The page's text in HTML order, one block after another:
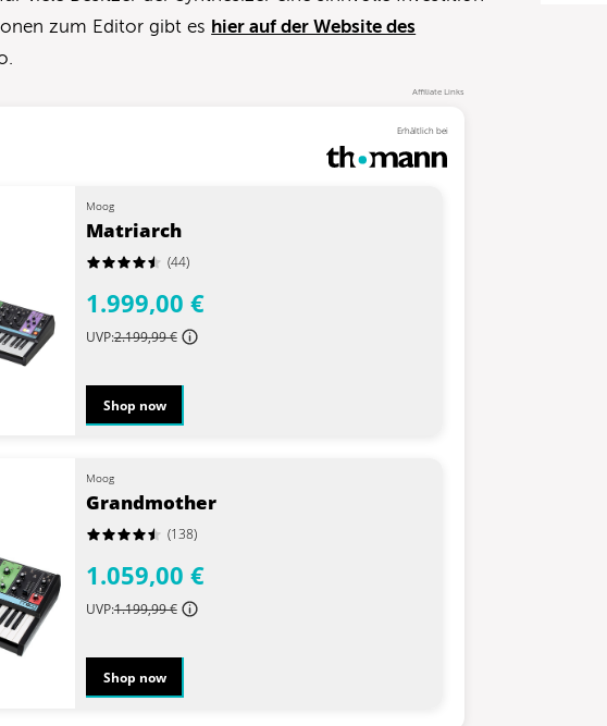
zum Editor gibt es hier auf der Website des
Affiliate Links
Erhältlich bei
Moog
Matriarch
(44)
1.999,00 €
UVP:2.199,99 €
Shop now
Moog
Grandmother
(138)
1.059,00 €
UVP:1.199,99 €
Shop now